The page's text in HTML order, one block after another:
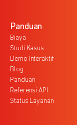
Panduan
Biaya
Studi Kasus
Demo Interaktif
Blog
Panduan
Referensi API
Status Layanan